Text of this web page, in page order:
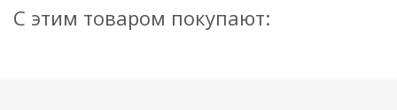
С этим товаром покупают: